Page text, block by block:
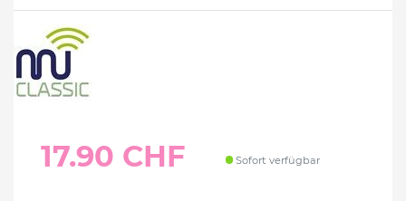
17.90 CHF Sofort verfügbar